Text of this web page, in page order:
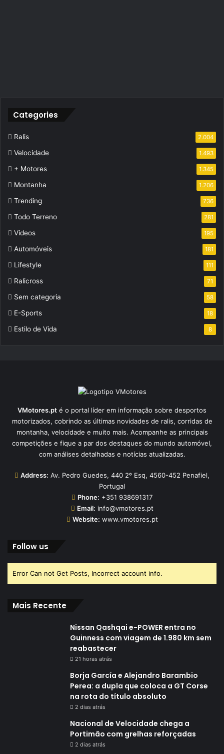
Categories
Ralis 2.004
Velocidade 1.493
+ Motores 1.345
Montanha 1.206
Trending 736
Todo Terreno 281
Videos 195
Automóveis 181
Lifestyle 111
Ralicross 71
Sem categoria 58
E-Sports 18
Estilo de Vida 8
VMotores.pt é o portal líder em informação sobre desportos
motorizados, cobrindo as últimas novidades de ralis, corridas de
montanha, velocidade e muito mais. Acompanhe as principais
competições e fique a par dos destaques do mundo automóvel,
com análises detalhadas e notícias atualizadas.
Address: Av. Pedro Guedes, 440 2º Esq, 4560-452 Penafiel,
Portugal
Phone: +351 938691317
Email: info@vmotores.pt
Website: www.vmotores.pt
Follow us
Error Can not Get Posts, Incorrect account info.
Mais Recente
Nissan Qashqai e-POWER entra no
Guinness com viagem de 1.980 km sem
reabastecer
21 horas atrás
Borja García e Alejandro Barambio
Perea: a dupla que coloca a GT Corse
na rota do título absoluto
2 dias atrás
Nacional de Velocidade chega a
Portimão com grelhas reforçadas
2 dias atrás